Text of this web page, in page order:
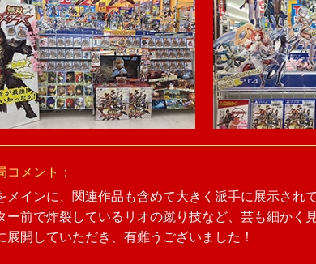
コメント：
メインに、関連作品も含めて大きく派手に展示され
ー前で炸裂しているリオの蹴り技など、芸も細かく
展開していただき、有難うございました！